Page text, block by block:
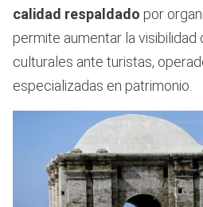
calidad respaldado por
permite aumentar la visibilidad
culturales ante turistas,
especializadas en patrimonio.